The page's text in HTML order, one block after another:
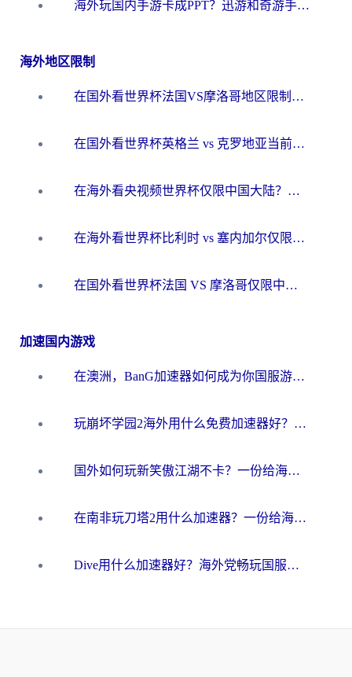
海外玩国内手游卡成PPT？迅游和奇游手游哪个好？一篇讲透回国加速器怎么选
海外地区限制
在国外看世界杯法国VS摩洛哥地区限制？这篇指南让你流畅看中文解说无压力
在国外看世界杯英格兰 vs 克罗地亚当前地区不可播放？这篇指南帮你搞定所有海外观赛难题
在海外看央视频世界杯仅限中国大陆？这篇指南帮你解锁中文解说+无卡顿直播
在海外看世界杯比利时 vs 塞内加尔仅限中国大陆？我找到了最流畅的中文解说之路
在国外看世界杯法国 VS 摩洛哥仅限中国大陆？海外党这样看中文解说赛事不卡顿
加速国内游戏
在澳洲，BanG加速器如何成为你国服游戏的“时光机”？
玩崩坏学园2海外用什么免费加速器好？2026海外党亲测国服游戏加速指南
国外如何玩新笑傲江湖不卡？一份给海外游子的终极网络指南
在南非玩刀塔2用什么加速器？一份给海外游子的终极生存指南
Dive用什么加速器好？海外党畅玩国服游戏的终极避坑指南